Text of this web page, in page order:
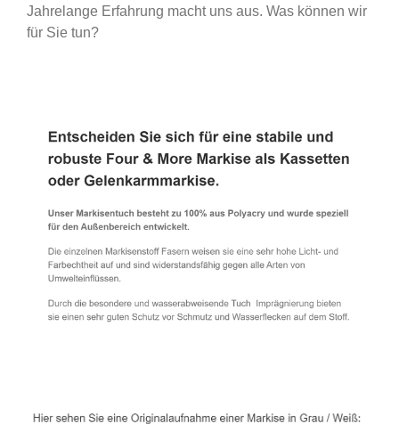
Jahrelange Erfahrung macht uns aus. Was können wir
für Sie tun?